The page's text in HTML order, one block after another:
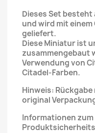
Dieses Set
und wird mit
geliefert.
Diese Miniatur ist
zusammengebaut
Verwendung von
Citadel-Farben.
Hinweis:
original
Informationen zum